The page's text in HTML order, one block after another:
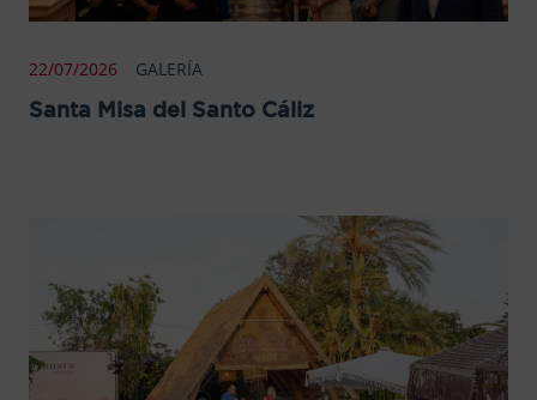
22/07/2026 GALERÍA
Santa Misa del Santo Cáliz